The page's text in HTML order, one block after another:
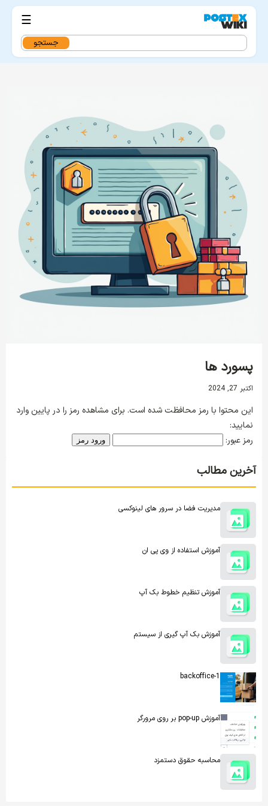
☰
جستجو
برای:
پسورد ها
اکتبر 27, 2024
این محتوا با رمز محافظت شده است. برای مشاهده رمز را در پایین وارد
نمایید:
رمز عبور:
آخرین مطالب
مدیریت فضا در سرور های لینوکسی
آموزش استفاده از وی پی ان
آموزش تنظیم خطوط بک آپ
آموزش بک آپ گیری از سیستم
backoffice-1
آموزش pop-up بر روی مرورگر
محاسبه حقوق دستمزد